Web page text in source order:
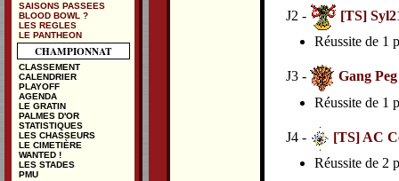
J2 -
[TS]
Réussite de 1
J3 -
Gang
Réussite de 1
J4 -
[TS] AC
Réussite de 2
SAISONS PASSEES
BLOOD BOWL ?
LES REGLES
LE PANTHEON
CHAMPIONNAT
CLASSEMENT
CALENDRIER
PLAYOFF
AGENDA
LE GRATIN
PALMES D'OR
STATISTIQUES
LES CHASSEURS
LE CIMETIÈRE
WANTED !
LES STADES
PMU